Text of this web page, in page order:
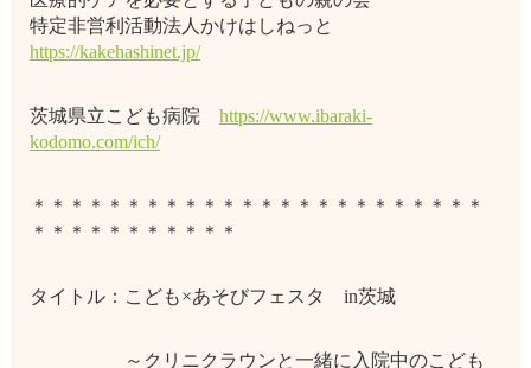
特定非営利活動法人かけはしねっと
https://kakehashinet.jp/
茨城県立こども病院 https://www.ibaraki-
kodomo.com/ich/
＊＊＊＊＊＊＊＊＊＊＊＊＊＊＊＊＊＊＊＊＊＊＊＊
＊＊＊＊＊＊＊＊＊＊＊
タイトル：こども×あそびフェスタ in茨城
～クリニクラウンと一緒に入院中のこども